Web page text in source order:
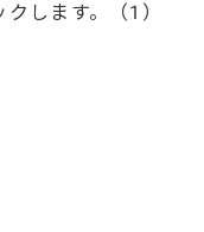
します。（1）